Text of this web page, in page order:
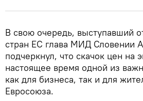
В свою очередь, выступавший
стран ЕС глава МИД Словении
подчеркнул, что скачок цен на
настоящее время одной из
как для бизнеса, так и для
Евросоюза.